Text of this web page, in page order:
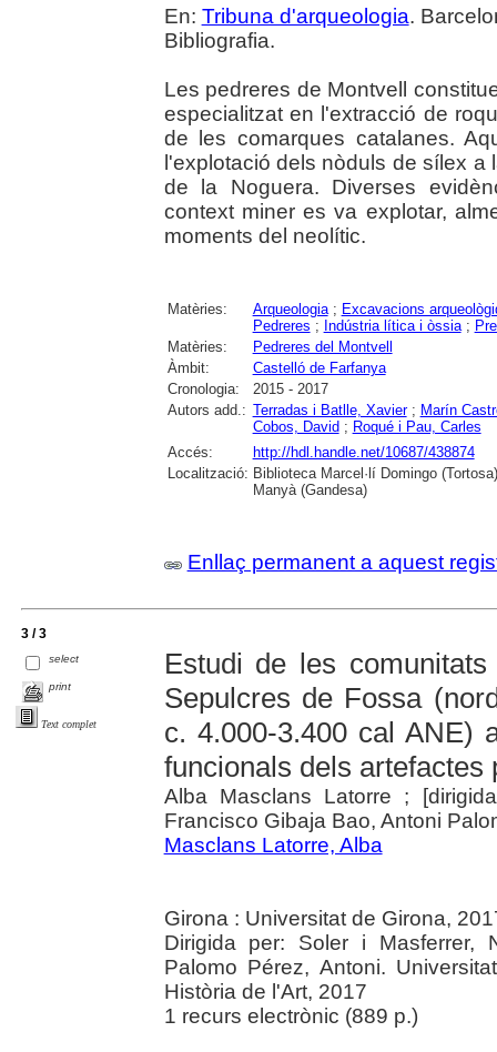
En: Tribuna d'arqueologia.
Bibliografia.
Les pedreres de Montvell
especialitzat en l'extracció de
de les comarques catalanes.
l'explotació dels nòduls de sílex
de la Noguera. Diverses
context miner es va explotar,
moments del neolític.
Matèries: Arqueologia; Excavacions
Pedreres ; Indústria lítica i òssia;
Matèries:
Pedreres del Montvell
Àmbit:
Castelló de Farfanya
Cronologia:
2015 - 2017
Autors add.: Terradas i Batlle, Xavier; Marín
Cobos, David ; Roqué i Pau, Carles
Accés:
http://hdl.handle.net/10687/438874
Localització: Biblioteca Marcel·lí Domingo
Manyà (Gandesa)
Enllaç permanent a aquest
3 / 3
select
print
Text complet
Estudi de les
Sepulcres de Fossa
c. 4.000-3.400 cal ANE)
funcionals dels artefactes
Alba Masclans Latorre ;
Francisco Gibaja Bao, Antoni
Masclans Latorre, Alba
Girona : Universitat de Girona,
Dirigida per: Soler i Masferrer,
Palomo Pérez, Antoni.
Història de l'Art, 2017
1 recurs electrònic (889 p.)